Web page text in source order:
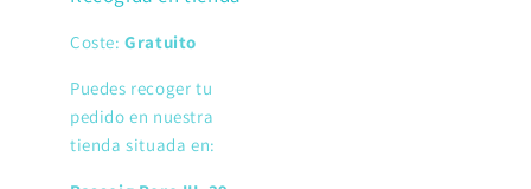
Coste:Gratuito
Puedes recoger tu
pedido en nuestra
tienda situada en: